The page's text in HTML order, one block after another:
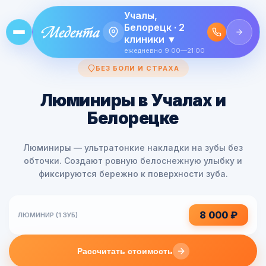
Учалы,
Белорецк · 2
клиники ▼
ежедневно 9:00—21:00
БЕЗ БОЛИ И СТРАХА
Люминиры в Учалах и
Белорецке
Люминиры — ультратонкие накладки на зубы без
обточки. Создают ровную белоснежную улыбку и
фиксируются бережно к поверхности зуба.
ЛЮМИНИР (1 ЗУБ) 8 000 ₽
Рассчитать стоимость